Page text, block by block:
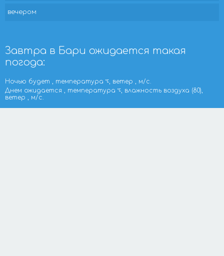
вечером
Завтра в Бари ожидается такая
погода:
Ночью будет , температура
, ветер , м/с.
Днем ожидается , температура
, влажность воздуха (80),
ветер , м/с.